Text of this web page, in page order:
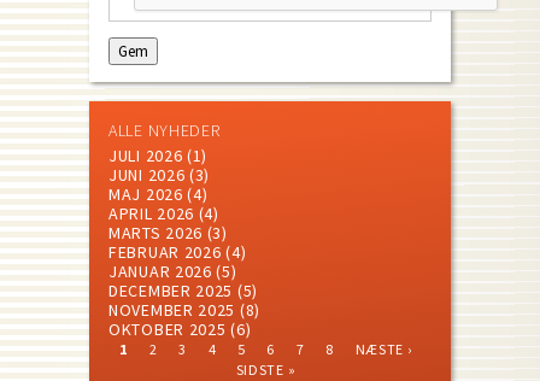
ALLE NYHEDER
JULI 2026 (1)
JUNI 2026 (3)
MAJ 2026 (4)
APRIL 2026 (4)
MARTS 2026 (3)
FEBRUAR 2026 (4)
JANUAR 2026 (5)
DECEMBER 2025 (5)
NOVEMBER 2025 (8)
OKTOBER 2025 (6)
CURRENT
1 PAGE
2 PAGE
3 PAGE
4 PAGE
5 PAGE
6 PAGE
7 PAGE
8
NEXT
NÆSTE ›
SIDSTE »